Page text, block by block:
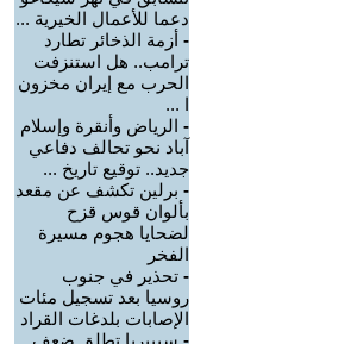
دعما للأعمال الخيرية ...
- أزمة الذخائر تطارد
ترامب.. هل استنزفت
الحرب مع إيران مخزون
ا ...
- الرياض وأنقرة وإسلام
آباد نحو تحالف دفاعي
جديد.. توقيع تاريخ ...
- برلين تكشف عن مقعد
بألوان قوس قزح
لضحايا هجوم مسيرة
الفخر
- تحذير في جنوب
روسيا بعد تسجيل مئات
الإصابات بلدغات القراد
- سيبيريا تطلق ضعف